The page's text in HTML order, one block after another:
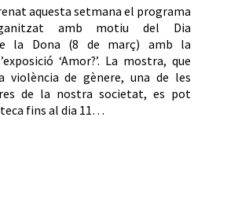
aquesta setmana el programa
amb motiu del Dia
la Dona (8 de març) amb la
‘Amor?’. La mostra, que
de gènere, una de les
de la nostra societat, es pot
fins al dia 11…